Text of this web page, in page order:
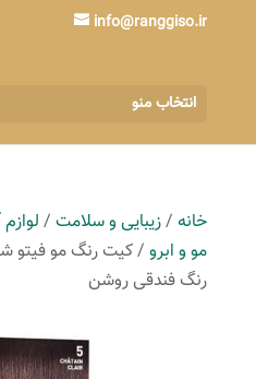
info@ranggiso.ir
انتخاب منو
خانه/زیبایی و سلامت/
مو و ابرو
رنگ فندقی روشن